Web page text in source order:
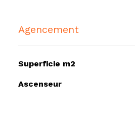
Agencement
Superficie m2
Ascenseur